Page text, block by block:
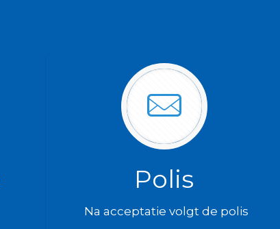
Polis
Na acceptatie volgt de polis